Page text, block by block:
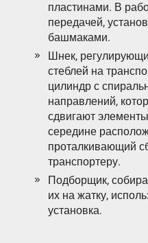
пластинами. В
передачей,
башмаками.
Шнек,
стеблей на
цилиндр с
направлений,
сдвигают
середине
проталкивающий
транспортеру.
Подборщик,
их на жатку,
установка.